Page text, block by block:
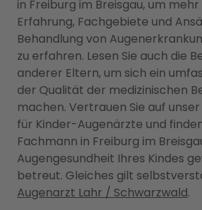
in Freiburg im Breisgau, um
Erfahrung, Fachgebiete und
Behandlung von
zu erfahren. Lesen Sie auch die
anderer Eltern, um sich ein
der Qualität der medizinischen
machen. Vertrauen Sie auf
für Kinder-Augenärzte und
Fachmann in Freiburg im
Augengesundheit Ihres Kindes
betreut. Gleiches gilt
Augenarzt Lahr / Schwarzwald.